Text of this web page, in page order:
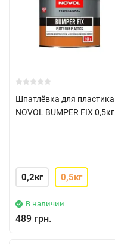
Шпатлёвка для пластика
NOVOL BUMPER FIX 0,5кг
0,2кг 0,5кг
В наличии
489 грн.